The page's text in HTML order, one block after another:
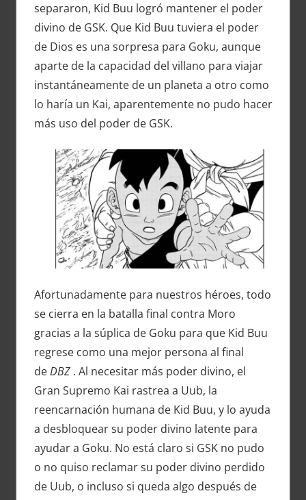
separaron, Kid Buu logró mantener el poder
divino de GSK. Que Kid Buu tuviera el poder
de Dios es una sorpresa para Goku, aunque
aparte de la capacidad del villano para viajar
instantáneamente de un planeta a otro como
lo haría un Kai, aparentemente no pudo hacer
más uso del poder de GSK.
Afortunadamente para nuestros héroes, todo
se cierra en la batalla final contra Moro
gracias a la súplica de Goku para que Kid Buu
regrese como una mejor persona al final
deDBZ. Al necesitar más poder divino, el
Gran Supremo Kai rastrea a Uub, la
reencarnación humana de Kid Buu, y lo ayuda
a desbloquear su poder divino latente para
ayudar a Goku. No está claro si GSK no pudo
o no quiso reclamar su poder divino perdido
de Uub, o incluso si queda algo después de